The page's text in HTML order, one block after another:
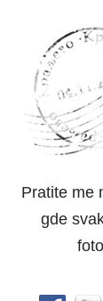
Pratite me
gde